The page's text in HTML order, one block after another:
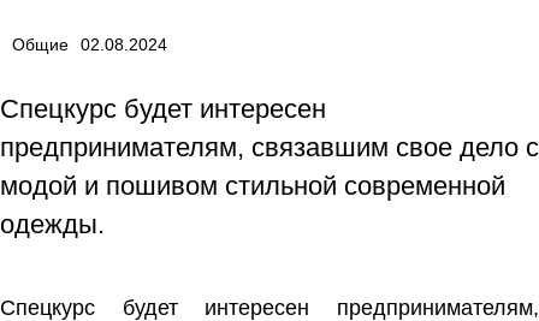
Общие 02.08.2024
Спецкурс будет интересен
предпринимателям, связавшим свое дело с
модой и пошивом стильной современной
одежды.
Спецкурс будет интересен предпринимателям,